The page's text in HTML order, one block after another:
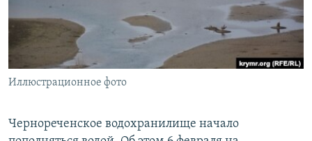
КРЫМ.НЕПОКОРЕННЫЙ
ELIFBE
УКРАИНСКАЯ ПРОБЛЕМА КРЫМА
Иллюстрационное фото
Чернореченское водохранилище начало